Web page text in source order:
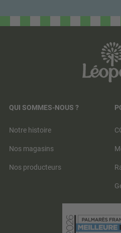
QUI SOMMES-NOUS ?
Notre histoire
Nos magasins
Nos producteurs